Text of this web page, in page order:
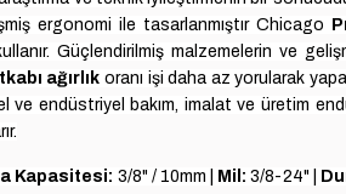
ergonomi ile tasarlanmıştır Chicago
Güçlendirilmiş malzemelerin ve
ağırlık oranı işi daha az yorularak
ve endüstriyel bakım, imalat ve üretim
Kapasitesi: 3/8" / 10mm | Mil: 3/8-24" |